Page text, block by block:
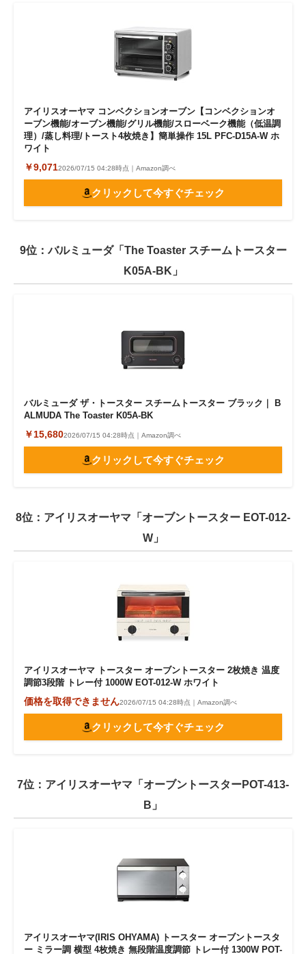
アイリスオーヤマ コンベクションオーブン【コンベクションオ
ーブン機能/オーブン機能/グリル機能/スローベーク機能（低温調
理）/蒸し料理/トースト4枚焼き】簡単操作 15L PFC-D15A-W ホ
ワイト
￥9,0712026/07/15 04:28時点｜Amazon調べ
クリックして今すぐチェック
9位：バルミューダ「The Toaster スチームトースター
K05A-BK」
バルミューダ ザ・トースター スチームトースター ブラック｜ B
ALMUDA The Toaster K05A-BK
￥15,6802026/07/15 04:28時点｜Amazon調べ
クリックして今すぐチェック
8位：アイリスオーヤマ「オーブントースター EOT-012-
W」
アイリスオーヤマ トースター オーブントースター 2枚焼き 温度
調節3段階 トレー付 1000W EOT-012-W ホワイト
価格を取得できません2026/07/15 04:28時点｜Amazon調べ
クリックして今すぐチェック
7位：アイリスオーヤマ「オーブントースターPOT-413-
B」
アイリスオーヤマ(IRIS OHYAMA) トースター オーブントースタ
ー ミラー調 横型 4枚焼き 無段階温度調節 トレー付 1300W POT-